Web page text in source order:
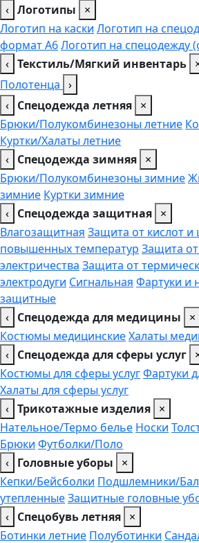
‹ Логотипы
×
Логотип на каски Логотип на
формат А6Логотип на спецодежду
‹ Текстиль/Мягкий инвентарь
Полотенца ›
‹ Спецодежда летняя ×
Брюки/Полукомбинезоны летние
Куртки/Халаты летние
‹ Спецодежда зимняя ×
Брюки/Полукомбинезоны зимние
зимние Куртки зимние
‹ Спецодежда защитная ×
Влагозащитная Защита от кислот
повышенных температур Защита от
электричества Защита от
электродуги Сигнальная Фартуки и
защитные
‹ Спецодежда для медицины
×
Костюмы медицинскиеХалаты
‹ Спецодежда для сферы услуг
Костюмы для сферы услугФартуки
Халаты для сферы услуг
‹ Трикотажные изделия ×
Нательное/Термо белье Носки
Брюки Футболки/Поло
‹ Головные уборы
×
Кепки/Бейсболки Подшлемники/
утепленныеЗащитные головные
‹ Спецобувь летняя ×
Ботинки летние Полуботинки